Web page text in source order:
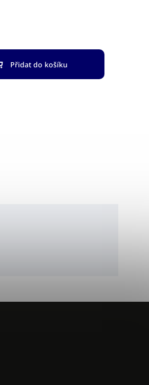
Přidat do košíku